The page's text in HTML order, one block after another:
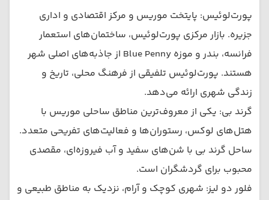
پورت‌لوئیس: پایتخت موریس و مرکز اقتصادی و اداری
جزیره. بازار مرکزی پورت‌لوئیس، ساختمان‌های استعمار
فرانسه، بندر و موزه Blue Penny از جاذبه‌های اصلی شهر
هستند. پورت‌لوئیس تلفیقی از فرهنگ محلی، تاریخ و
زندگی شهری ارائه می‌دهد.
گرند بی: یکی از معروف‌ترین مناطق ساحلی موریس با
هتل‌های لوکس، رستوران‌ها و فعالیت‌های تفریحی متعدد.
ساحل گرند بی با شن‌های سفید و آب فیروزه‌ای، مقصدی
محبوب برای گردشگران است.
فلور دو لیز: شهری کوچک و آرام، نزدیک به مناطق طبیعی و